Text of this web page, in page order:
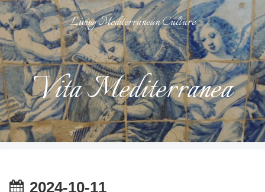
Living Mediterranean Culture
Vita Mediterranea
2024-10-11